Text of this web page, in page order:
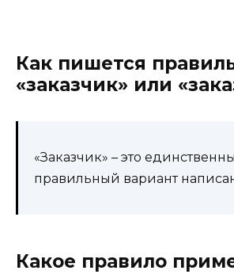
Как пишется
«заказчик» или
«Заказчик» – это
правильный вариант
Какое правило